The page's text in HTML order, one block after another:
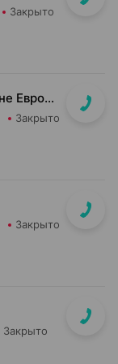
Закрыто
ул. Есенина, д. 76-1 (ТЦ Maximus, в м-не Евроопт Super)
Закрыто
Закрыто
Закрыто